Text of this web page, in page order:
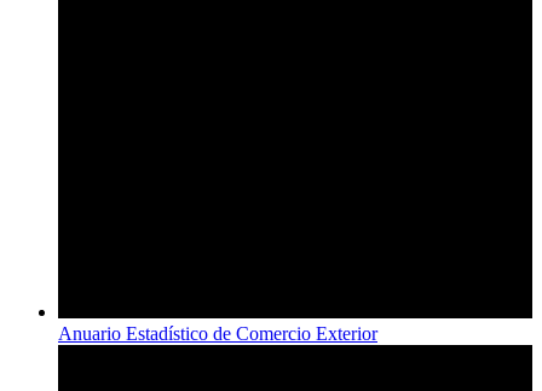
Anuario Estadístico de Comercio Exterior